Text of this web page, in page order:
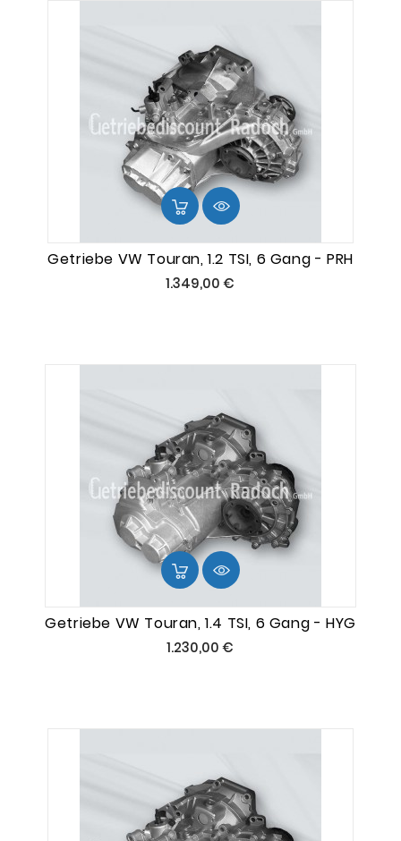
Getriebe VW Touran, 1.2 TSI, 6 Gang - PRH
1.349,00 €
Getriebe VW Touran, 1.4 TSI, 6 Gang - HYG
1.230,00 €